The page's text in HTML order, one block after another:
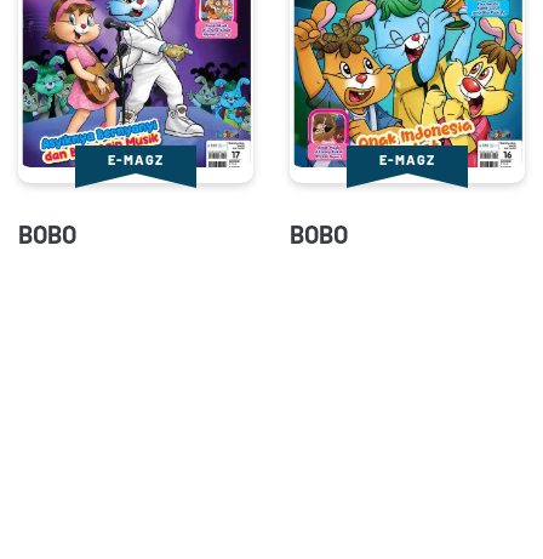
E-MAGZ
BOBO
E-MAGZ
BOBO